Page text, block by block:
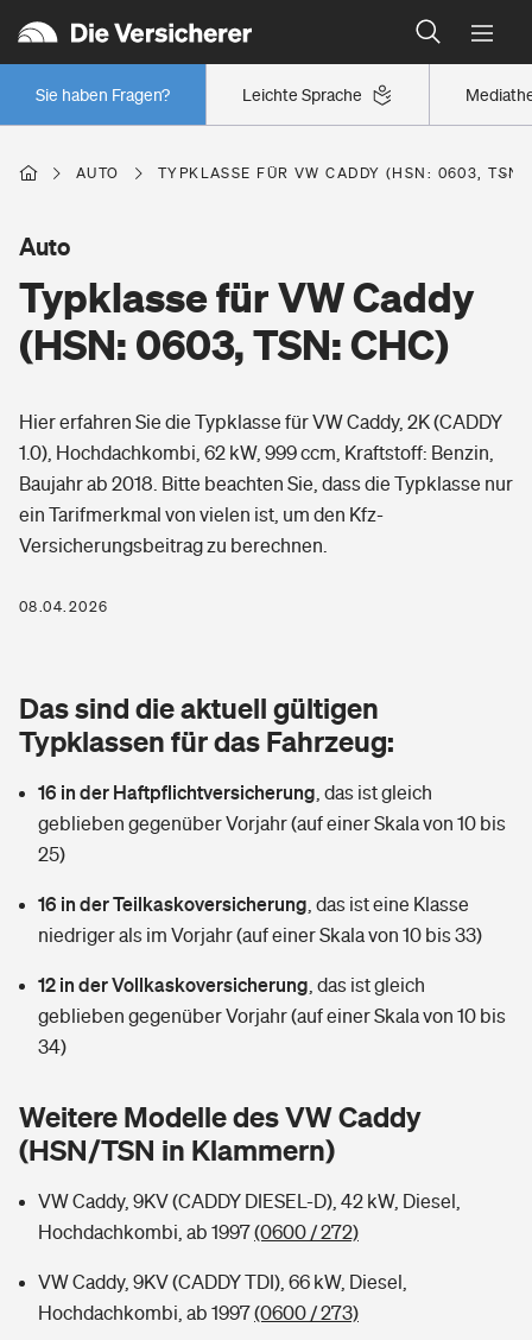
Leichte Sprache
Sie haben Fragen?
Wer versichert was: Jetzt Versicherer finden
Regionalklassen: So ist Ihre Region eingestuft
Wer versichert was: Jetzt Versicherer finden
Berufsunfähigkeitsversicherung
Erwerbsunfähigkeitsversicherung
Grundfähigkeitsversicherung
Arbeitsrechtsschutz
Berufshaftpflichtversicherung
Zur Übersicht
Tools
Wer versichert was: Jetzt Versicherer finden
Sie haben Fragen?
Wohnen
Glasversicherung
Mietkautionsversicherung
Restkreditversicherung
Tools
Hochwasser-Check: Wie gefährdet ist Ihr Haus?
Freizeit
Pri­vate Haft­pflicht­
Kinderunfall­ver­si­che­rung
Kinderinvalidität
Hundehalter-Haftpflicht
Handyversicherung
Private Cyberversicherung
Gesundheit
Private Krankenversicherung
Dread-Disease-Versicherung
Tierkrankenversicherung
Zur Übersicht
Tools
Wer versichert was: Jetzt Versicherer finden
Rentenrechner: Wie viel Geld bekomme ich im Alter?
AUTO TYPKLASSE FÜR VW CADDY (HSN: 0603, TSN:
Typklasse für VW Caddy
(HSN: 0603, TSN: CHC)
Auto
Hier erfahren Sie die Typklasse für VW Caddy, 2K (CADDY
1.0), Hochdachkombi, 62 kW, 999 ccm, Kraftstoff: Benzin,
Baujahr ab 2018. Bitte beachten Sie, dass die Typklasse nur
ein Tarifmerkmal von vielen ist, um den Kfz-
Versicherungsbeitrag zu berechnen.
08.04.2026
Das sind die aktuell gültigen
Typklassen für das Fahrzeug:
16 in der Haftpflichtversicherung das ist gleich
geblieben gegenüber Vorjahr (auf einer Skala von 10 bis
25)
16 in der Teilkaskoversicherung das ist eine Klasse
niedriger als im Vorjahr (auf einer Skala von 10 bis 33)
12 in der Vollkaskoversicherung das ist gleich
geblieben gegenüber Vorjahr (auf einer Skala von 10 bis
34)
Weitere Modelle des VW Caddy
(HSN/TSN in Klammern)
VW Caddy, 9KV (CADDY DIESEL-D), 42 kW, Diesel,
Hochdachkombi, ab 1997(0600 / 272)
VW Caddy, 9KV (CADDY TDI), 66 kW, Diesel,
Hochdachkombi, ab 1997(0600 / 273)